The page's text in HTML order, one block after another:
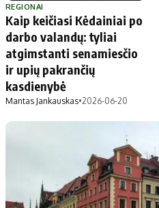
Redakcijos politika
Receptai
REGIONAI
Kaip keičiasi Kėdainiai po
darbo valandų: tyliai
atgimstanti senamiesčio
ir upių pakrančių
kasdienybė
Mantas Jankauskas•2026-06-20